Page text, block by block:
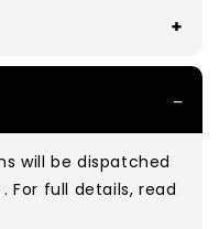
great condition
While they are
defects
overall.
will be dispatched
. For full details, read